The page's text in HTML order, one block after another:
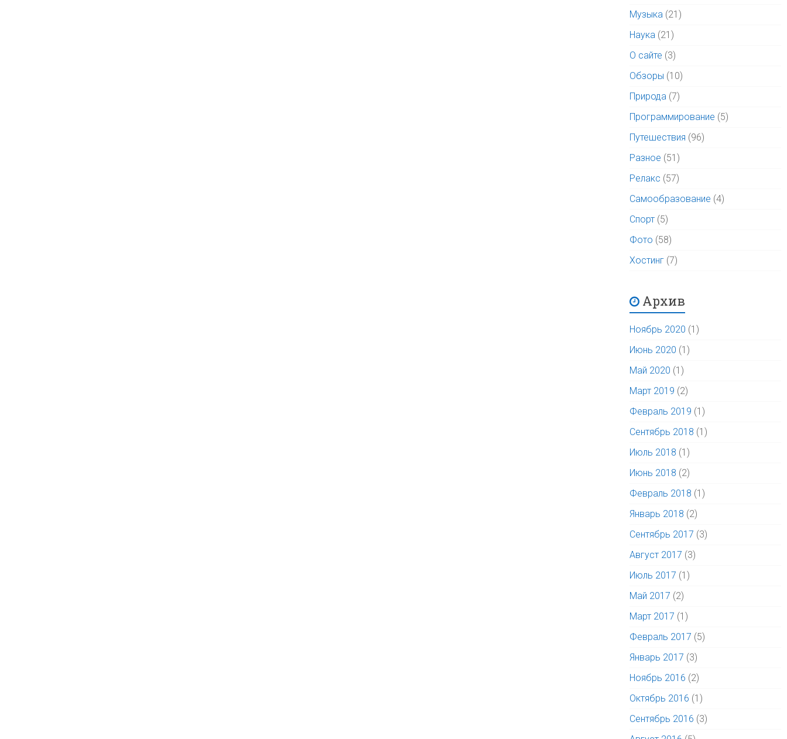
Музыка (21)
Наука (21)
О сайте (3)
Обзоры (10)
Природа (7)
Программирование (5)
Путешествия (96)
Разное (51)
Релакс (57)
Самообразование (4)
Спорт (5)
Фото (58)
Хостинг (7)
Архив
Ноябрь 2020 (1)
Июнь 2020 (1)
Май 2020 (1)
Март 2019 (2)
Февраль 2019 (1)
Сентябрь 2018 (1)
Июль 2018 (1)
Июнь 2018 (2)
Февраль 2018 (1)
Январь 2018 (2)
Сентябрь 2017 (3)
Август 2017 (3)
Июль 2017 (1)
Май 2017 (2)
Март 2017 (1)
Февраль 2017 (5)
Январь 2017 (3)
Ноябрь 2016 (2)
Октябрь 2016 (1)
Сентябрь 2016 (3)